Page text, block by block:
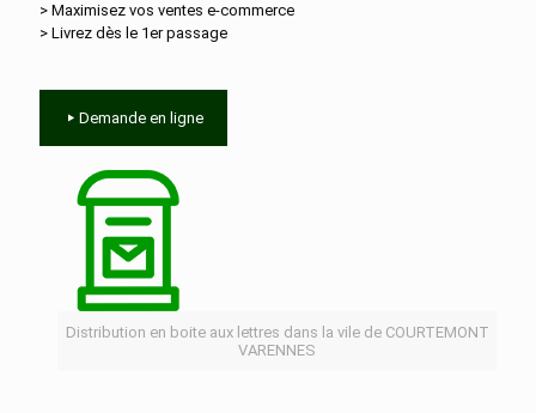
> Maximisez vos ventes e‑commerce
> Livrez dès le 1er passage
Demande en ligne
Distribution en boite aux lettres dans la vile de COURTEMONT
VARENNES